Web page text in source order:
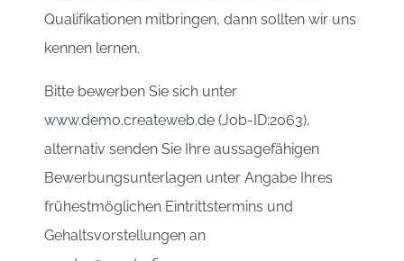
Qualifikationen mitbringen, dann sollten wir uns
kennen lernen.
Bitte bewerben Sie sich unter
www.demo.createweb.de (Job-ID:2063),
alternativ senden Sie Ihre aussagefähigen
Bewerbungsunterlagen unter Angabe Ihres
frühestmöglichen Eintrittstermins und
Gehaltsvorstellungen an